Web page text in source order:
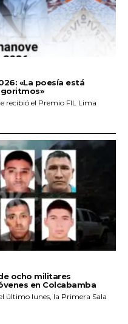
«La poesía está
recibió el Premio FIL Lima
ocho militares
en Colcabamba
último lunes, la Primera Sala